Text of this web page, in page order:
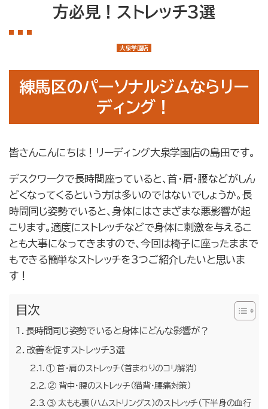
店舗案内
トレーナー紹介
コラム
運営会社情報
採用情報
方必見！ストレッチ３選
大泉学園店
練馬区のパーソナルジムならリー
ディング！
皆さんこんにちは！リーディング大泉学園店の島田です。
デスクワークで長時間座っていると、首・肩・腰などがしん
どくなってくるという方は多いのではないでしょうか。長
時間同じ姿勢でいると、身体にはさまざまな悪影響が起
こります。適度にストレッチなどで身体に刺激を与えるこ
とも大事になってきますので、今回は椅子に座ったままで
もできる簡単なストレッチを3つご紹介したいと思いま
す！
目次
長時間同じ姿勢でいると身体にどんな影響が？
改善を促すストレッチ３選
① 首・肩のストレッチ（首まわりのコリ解消）
② 背中・腰のストレッチ（猫背・腰痛対策）
③ 太もも裏（ハムストリングス）のストレッチ（下半身の血行